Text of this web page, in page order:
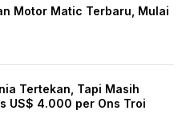
Motor Matic Terbaru, Mulai
Tertekan, Tapi Masih
US$ 4.000 per Ons Troi